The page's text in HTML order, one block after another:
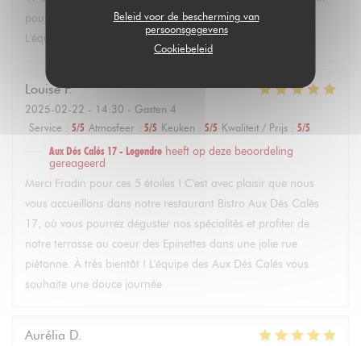
Beleid voor de bescherming van
persoonsgegevens
Cookiebeleid
pour profiter de notre terrasse et de nos plats faits maison.
L'équipe des Aux Dés Calés vous souhaite une jolie journée
Louise F
2025-02-22 - 14:30 - Gasten 4
Service : 5/5 Atmosfeer : 5/5 Keuken : 5/5 Kwaliteit / Prijs : 5/5
Aux Dés Calés 17 - Legendre heeft op deze beoordeling
gereageerd
Merci Fradin pour ces 5 étoiles ! C'est avec plaisir que nous
vous accueillons dans notre restaurant Bistro Aux Dés Calés
17, où vous pourrez déguster nos spécialités et profiter de
notre terrasse au coeur des Epinettes dans une jolie rue
piétonne. À très bientôt ! L'équipe des Aux Dés Calés vous
souhaite une douce journée
Aurélia D